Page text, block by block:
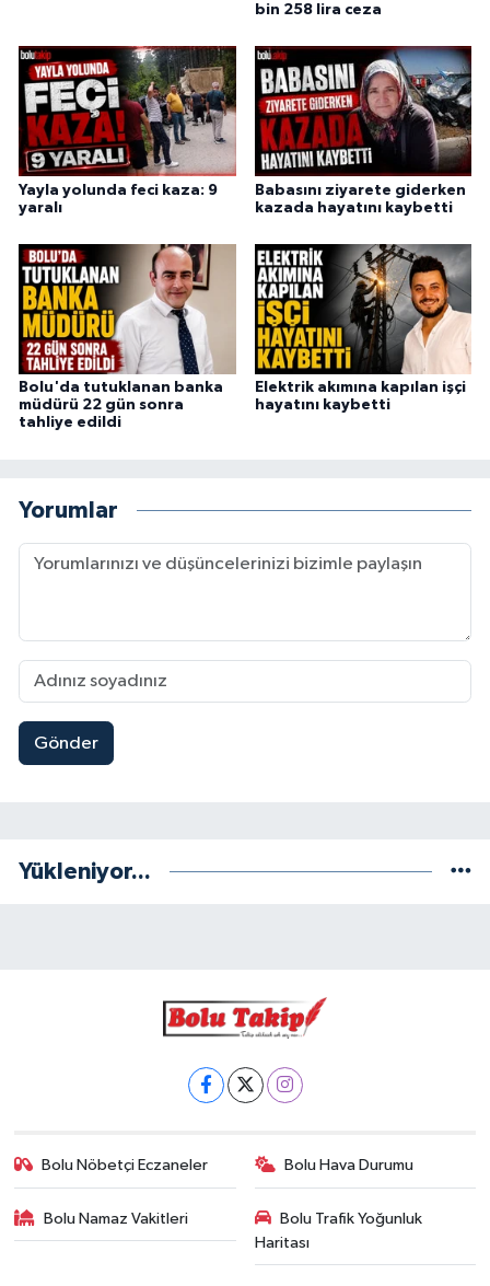
bin 258 lira ceza
Yayla yolunda feci kaza: 9
yaralı
Babasını ziyarete giderken
kazada hayatını kaybetti
Bolu'da tutuklanan banka
müdürü 22 gün sonra
tahliye edildi
Elektrik akımına kapılan işçi
hayatını kaybetti
Yorumlar
Gönder
Yükleniyor...
Bolu Nöbetçi Eczaneler Bolu Hava Durumu
Bolu Namaz Vakitleri
Bolu Trafik Yoğunluk
Haritası